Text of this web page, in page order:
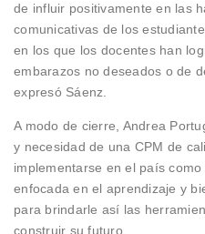
de influir positivamente en las
comunicativas de los
en los que los docentes han
embarazos no deseados o de
expresó Sáenz.
A modo de cierre, Andrea
y necesidad de una CPM de
implementarse en el país
enfocada en el aprendizaje y
para brindarle así las
construir su futuro.